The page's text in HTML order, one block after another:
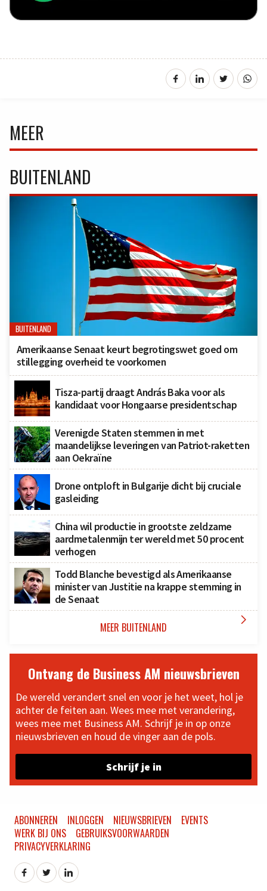
MEER
BUITENLAND
BUITENLAND
Amerikaanse Senaat keurt begrotingswet goed om
stillegging overheid te voorkomen
Tisza-partij draagt András Baka voor als
kandidaat voor Hongaarse presidentschap
Verenigde Staten stemmen in met
maandelijkse leveringen van Patriot-raketten
aan Oekraïne
Drone ontploft in Bulgarije dicht bij cruciale
gasleiding
China wil productie in grootste zeldzame
aardmetalenmijn ter wereld met 50 procent
verhogen
Todd Blanche bevestigd als Amerikaanse
minister van Justitie na krappe stemming in
de Senaat
MEER BUITENLAND 
Ontvang de Business AM nieuwsbrieven
De wereld verandert snel en voor je het weet, hol je
achter de feiten aan. Wees mee met verandering,
wees mee met Business AM. Schrijf je in op onze
nieuwsbrieven en houd de vinger aan de pols.
Schrijf je in
ABONNEREN INLOGGEN NIEUWSBRIEVEN
EVENTS
WERK BIJ ONS
GEBRUIKSVOORWAARDEN
PRIVACYVERKLARING